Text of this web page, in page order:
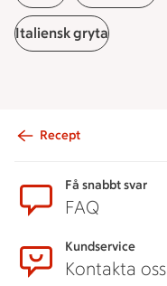
Italiensk gryta
Recept
Få snabbt svar
FAQ
Kundservice
Kontakta oss